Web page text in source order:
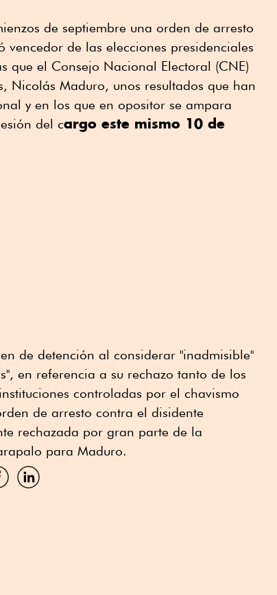
de septiembre una orden de arresto
de las elecciones presidenciales
que el Consejo Nacional Electoral (CNE)
Nicolás Maduro, unos resultados que han
y en los que en opositor se ampara
del cargo este mismo 10 de
de detención al considerar "inadmisible"
en referencia a su rechazo tanto de los
controladas por el chavismo
de arresto contra el disidente
rechazada por gran parte de la
para Maduro.
Compartir